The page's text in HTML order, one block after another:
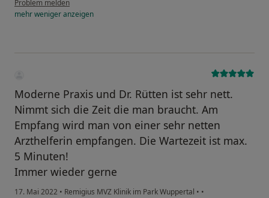
Problem melden
mehrwenigeranzeigen
Moderne Praxis und Dr. Rütten ist sehr nett.
Nimmt sich die Zeit die man braucht. Am
Empfang wird man von einer sehr netten
Arzthelferin empfangen. Die Wartezeit ist max.
5 Minuten!
Immer wieder gerne
17. Mai 2022 • Remigius MVZ Klinik im Park Wuppertal • •